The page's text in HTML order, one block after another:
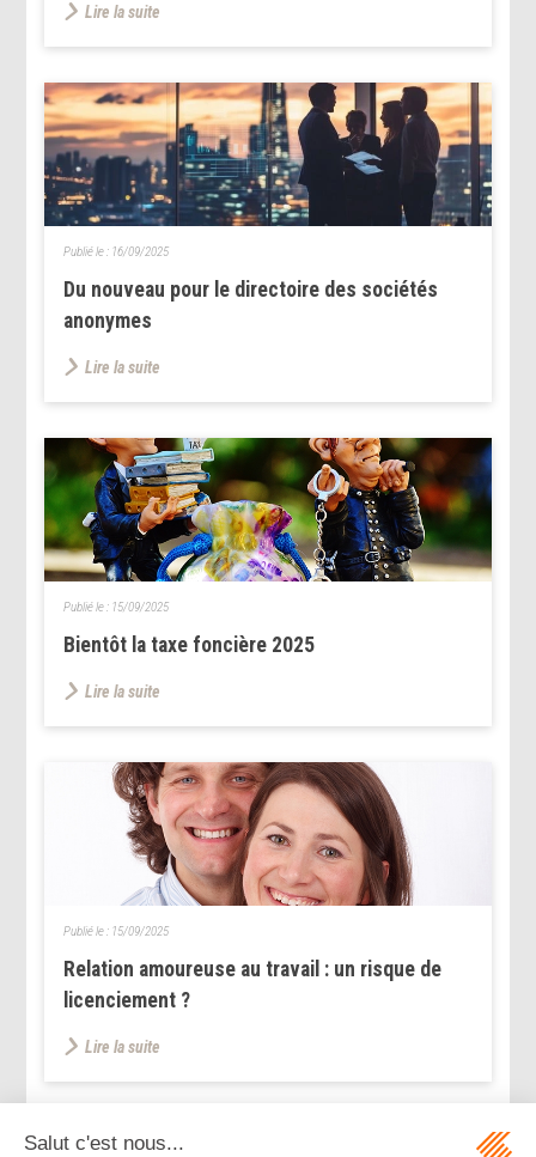
Lire la suite
Du nouveau pour le directoire des sociétés
anonymes
Publié le : 16/09/2025
Lire la suite
Bientôt la taxe foncière 2025
Publié le : 15/09/2025
Lire la suite
Relation amoureuse au travail : un risque de
licenciement ?
Publié le : 15/09/2025
Lire la suite
<< < ...